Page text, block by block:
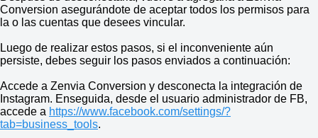
Conversion asegurándote de aceptar todos los permisos para
la o las cuentas que desees vincular.
Luego de realizar estos pasos, si el inconveniente aún
persiste, debes seguir los pasos enviados a continuación:
Accede a Zenvia Conversion y desconecta la integración de
Instagram. Enseguida, desde el usuario administrador de FB,
accede a https://www.facebook.com/settings/?
tab=business_tools.